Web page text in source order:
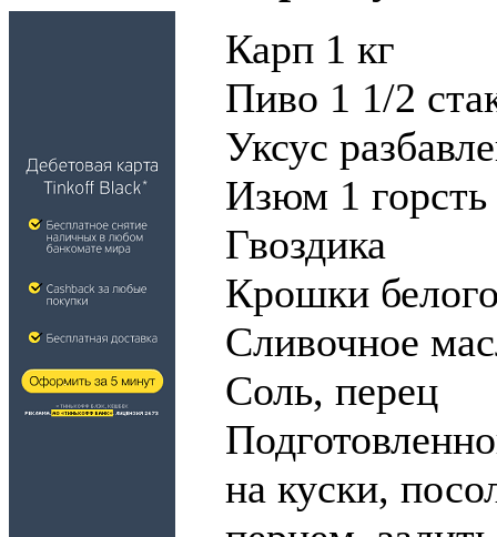
Карп 1 кг
Пиво 1 1/2
Уксус
Изюм 1 горсть
Гвоздика
Крошки
Сливочное
Соль, перец
на куски,